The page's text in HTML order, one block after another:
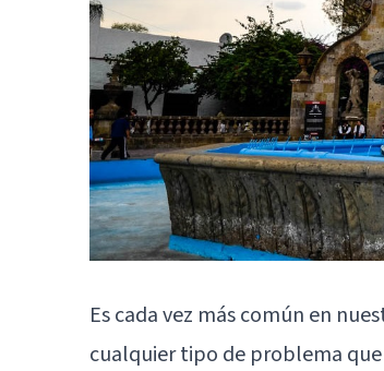
Es cada vez más común en
cualquier tipo de problema